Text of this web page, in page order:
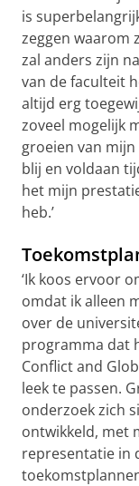
is
zeggen waarom
zal anders zijn
van de faculteit
altijd erg
zoveel mogelijk
groeien van mijn
blij en voldaan
het mijn
heb.’
‘Ik koos ervoor
omdat ik alleen
over de
programma dat
Conflict and
leek te passen.
onderzoek zich
ontwikkeld, met
representatie in